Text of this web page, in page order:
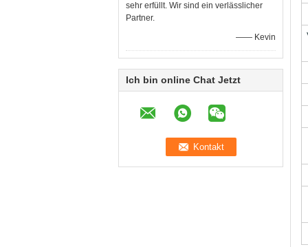
sehr erfüllt. Wir sind ein verlässlicher
Partner.
—— Kevin
Ich bin online Chat Jetzt